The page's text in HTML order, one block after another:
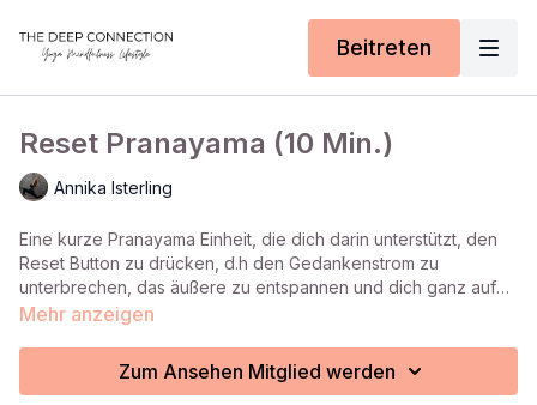
Beitreten
Reset Pranayama (10 Min.)
Annika Isterling
Eine kurze Pranayama Einheit, die dich darin unterstützt, den
Reset Button zu drücken, d.h den Gedankenstrom zu
unterbrechen, das äußere zu entspannen und dich ganz auf
deine Ausatmung zu konzentrieren. Lass dich gerne darauf ein
Mehr anzeigen
Zum Ansehen Mitglied werden